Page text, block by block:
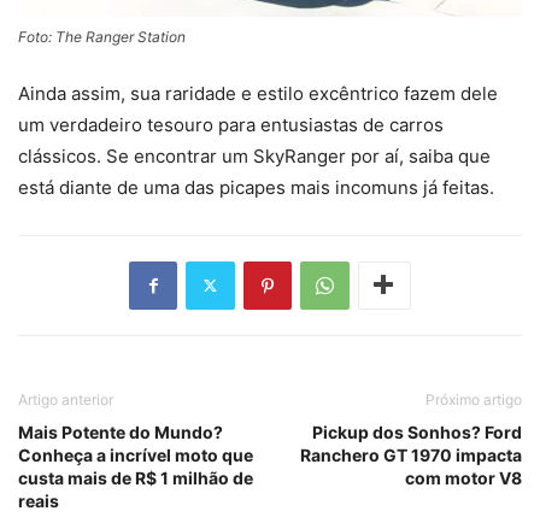
Foto: The Ranger Station
Ainda assim, sua raridade e estilo excêntrico fazem dele
um verdadeiro tesouro para entusiastas de carros
clássicos. Se encontrar um SkyRanger por aí, saiba que
está diante de uma das picapes mais incomuns já feitas.
Artigo anterior
Mais Potente do Mundo?
Conheça a incrível moto que
custa mais de R$ 1 milhão de
reais
Próximo artigo
Pickup dos Sonhos? Ford
Ranchero GT 1970 impacta
com motor V8